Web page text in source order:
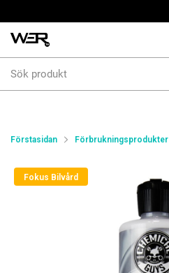
produkt
Förstasidan Förbrukningsprodukter
Fokus Bilvård